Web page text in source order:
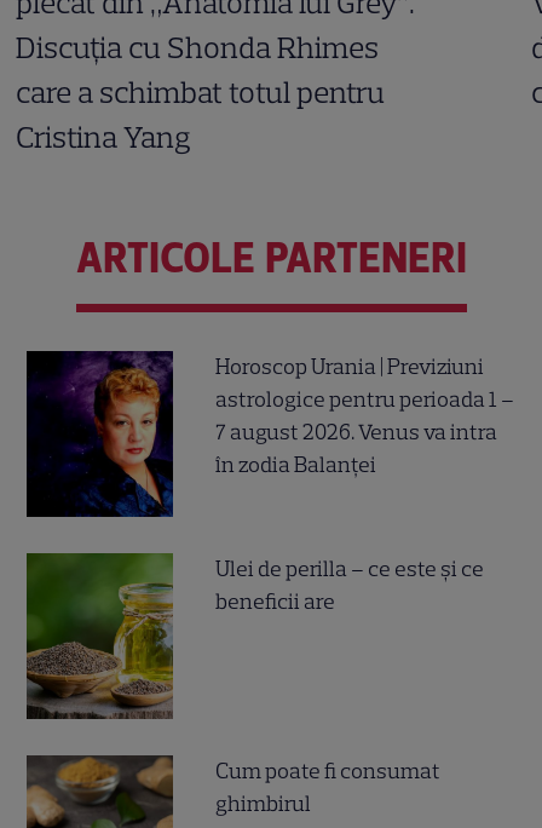
Discuția cu Shonda Rhimes
care a schimbat totul pentru
Cristina Yang
ARTICOLE PARTENERI
Horoscop Urania | Previziuni
astrologice pentru perioada 1 –
7 august 2026. Venus va intra
în zodia Balanței
Ulei de perilla – ce este și ce
beneficii are
Cum poate fi consumat
ghimbirul